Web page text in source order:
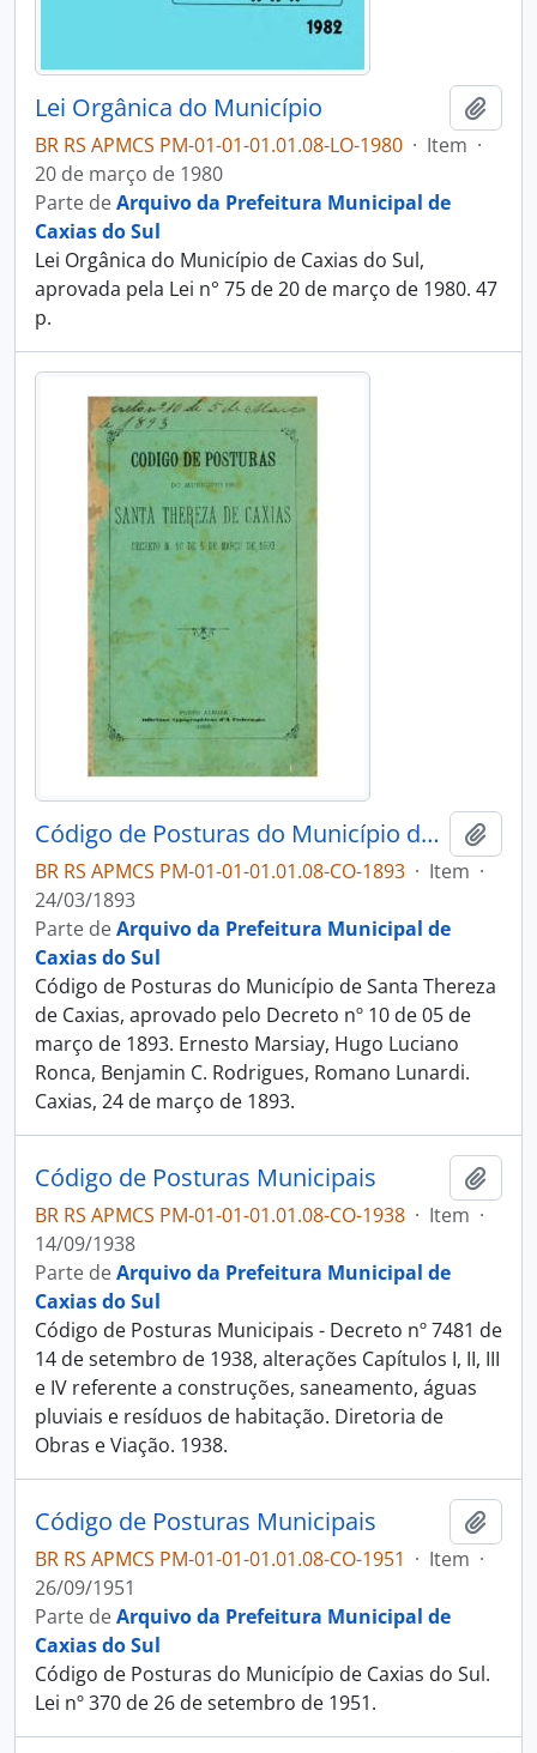
Lei Orgânica do Município
BR RS APMCS PM-01-01-01.01.08-LO-1980 · Item ·
20 de março de 1980
Parte deArquivo da Prefeitura Municipal de
Caxias do Sul
Lei Orgânica do Município de Caxias do Sul,
aprovada pela Lei n° 75 de 20 de março de 1980. 47
p.
Código de Posturas do Município de Santa Thereza de Caxias
BR RS APMCS PM-01-01-01.01.08-CO-1893 · Item ·
24/03/1893
Parte deArquivo da Prefeitura Municipal de
Caxias do Sul
Código de Posturas do Município de Santa Thereza
de Caxias, aprovado pelo Decreto nº 10 de 05 de
março de 1893. Ernesto Marsiay, Hugo Luciano
Ronca, Benjamin C. Rodrigues, Romano Lunardi.
Caxias, 24 de março de 1893.
Código de Posturas Municipais
BR RS APMCS PM-01-01-01.01.08-CO-1938 · Item ·
14/09/1938
Parte deArquivo da Prefeitura Municipal de
Caxias do Sul
Código de Posturas Municipais - Decreto nº 7481 de
14 de setembro de 1938, alterações Capítulos I, II, III
e IV referente a construções, saneamento, águas
pluviais e resíduos de habitação. Diretoria de
Obras e Viação. 1938.
Código de Posturas Municipais
BR RS APMCS PM-01-01-01.01.08-CO-1951 · Item ·
26/09/1951
Parte deArquivo da Prefeitura Municipal de
Caxias do Sul
Código de Posturas do Município de Caxias do Sul.
Lei nº 370 de 26 de setembro de 1951.